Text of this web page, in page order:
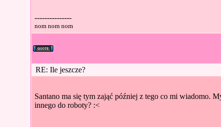
---------------
nom nom nom
RE: Ile jeszcze?
Santano ma się tym zająć później z tego co mi wiadomo.
innego do roboty? :<